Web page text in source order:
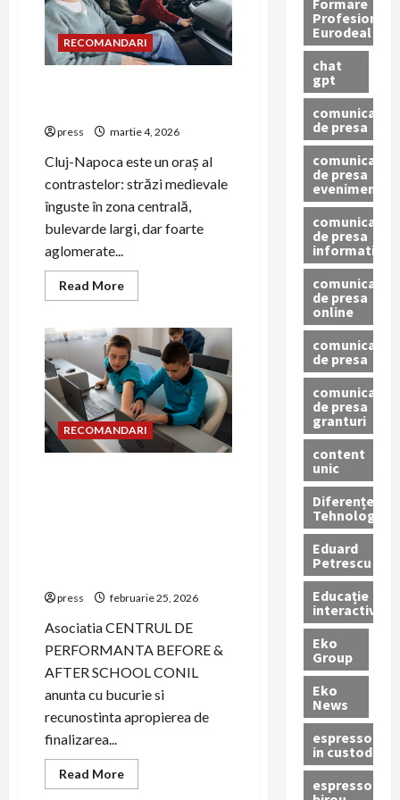
treci
de
la
haos
la
niciun
RECOMANDARI
press martie 4, 2026
Cluj-Napoca este un oraș al
contrastelor: străzi medievale
înguste în zona centrală,
bulevarde largi, dar foarte
aglomerate...
Read MoreRead
more
auto
Cluj-
Napoca:
ce
mașină
alegi
în
oraș
RECOMANDARI
press februarie 25, 2026
Asociatia CENTRUL DE
PERFORMANTA BEFORE &
AFTER SCHOOL CONIL
anunta cu bucurie si
recunostinta apropierea de
finalizarea...
Read MoreRead
more
Profesionala
Eurodeal
chat
gpt
comunicat
de presa
comunicat
de presa
eveniment
comunicat
de presa
informativ
comunicat
de presa
online
comunicate
de presa
comunicate
de presa
granturi
content
unic
Diferențe
Tehnologice
Eduard
Petrescu
Educație
interactivă
Eko
Group
Eko
News
espressoare
in custodie
espressor